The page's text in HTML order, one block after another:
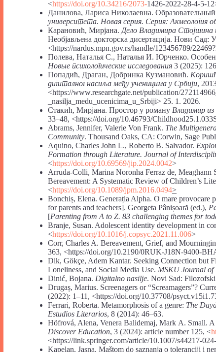
<https://doi.org/10.34216/2073-1426-2022-28-4-5-
Данилова, Лариса Николаевна.
университета. Новая серия. Серия: Акмеология
Карановић, Мирјана. Дело Владимира Стојшина
Необјављена докторска дисертација. Нови Сад:
˂https://nardus.mpn.gov.rs/handle/123456789/
Полева, Наталья С., Наталья И. Юрченко.
Новые психологические исследования 3 (2025):
Попадић, Драган, Добринка Кузмановић.
дигиталног насиља међу ученицима у Србији,
˂https://www.researchgate.net/publication/
_nasilja_medu_ucenicima_u_Srbiji> 25. 1. 2026.
Стакић, Мирјана. Простор у роману Владимир из
33–48, <https://doi.org/10.46793/
Abrams, Jennifer, Valerie Von Frank. The
Community. Thousand Oaks, CA: Corwin, Sage
Aquino, Charles John L., Roberto B. Salvador.
Formation through Literature. Journal of
<https://doi.org/10.69569/jip.2024.0042>
Arruda-Colli, Marina Noronha Ferraz de,
Bereavement: A Systematic Review of Children’s
<https://doi.org/10.1089/jpm.2016.0494>
Bonchiș, Elena. Generația Alpha. O mare provocare
for parents and teachers]. Georgeta Pânișoară (ed.),
[Parenting from A to Z. 83 challenging themes for
Branje, Susan. Adolescent identity development in
<https://doi.org/10.1016/j.copsyc.2021.11.006>
Corr, Charles A. Bereavement, Grief, and
363, <https://doi.org/10.2190/0RUK-J18N-9400-
Dik, Gökçe, Adem Kantar. Seeking Connection but
Loneliness, and Social Media Use. MSKU Journal of
Dinić, Bojana. Digitalno nasilje. Novi Sad:
Drugaș, Marius. Screenagers or “Screamagers”?
(2022): 1–11, <https://doi.org/10.37708/
Ferrari, Roberta. Metamorphosis of a genre: The
Estudios Literarios, 8 (2014): 46–63.
Höfrová, Alena, Venera Balidemaj, Mark А. Small.
Discover Education, 3 (2024): article number 125, <
<https://link.springer.com/article/10.1007/s44217-
Kapelan, Jasna. Maštom do saznanja o toleranciji i